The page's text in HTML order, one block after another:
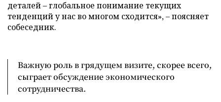
деталей – глобальное понимание текущих
тенденций у нас во многом сходится», – поясняет
собеседник.
Важную роль в грядущем визите, скорее всего,
сыграет обсуждение экономического
сотрудничества.